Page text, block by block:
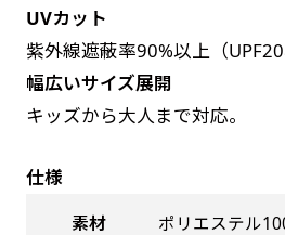
UVカット
紫外線遮蔽率90%以上（UPF20
幅広いサイズ展開
キッズから大人まで対応。
仕様
素材 ポリエステル